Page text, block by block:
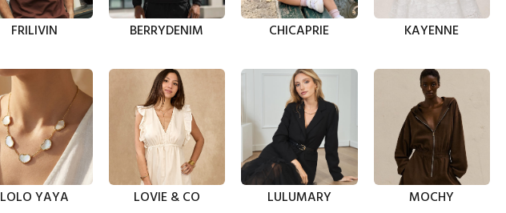
FRILIVIN BERRYDENIM CHICAPRIE KAYENNE
LOLO YAYA LOVIE & CO LULUMARY MOCHY